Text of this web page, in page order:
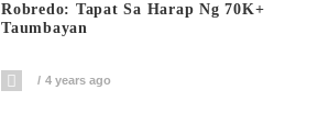
Robredo: Tapat Sa Harap Ng 70K+
Taumbayan
4 years ago